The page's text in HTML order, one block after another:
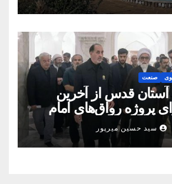
صنعت
آستان قدس از آخرین
پروژه رواق‌های امام
سید حسین میرپور